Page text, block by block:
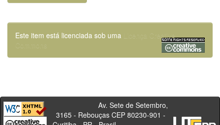
Este item está licenciada sob uma
Licença Creative
Commons
Av. Sete de Setembro,
3165 - Rebouças CEP 80230-901 -